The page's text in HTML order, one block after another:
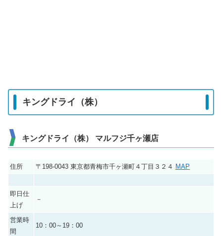
キングドライ（株）
キングドライ（株） マルフジ千ヶ瀬店
住所 〒198-0043 東京都青梅市千ヶ瀬町４丁目３２４ MAP
即日仕
上げ
－
営業時
間
10：00～19：00